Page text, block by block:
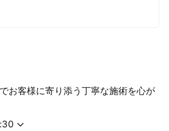
お客様に寄り添う丁寧な施術を心が